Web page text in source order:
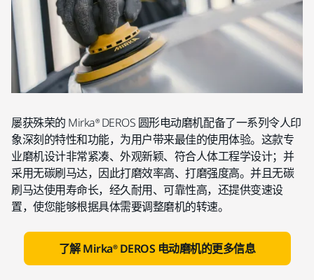
屡获殊荣的 Mirka® DEROS 圆形电动磨机配备了一系列令人印
象深刻的特性和功能，为用户带来最佳的使用体验。这款专
业磨机设计非常紧凑、外观新颖、符合人体工程学设计；并
采用无碳刷马达，因此打磨效率高、打磨强度高。并且无碳
刷马达使用寿命长，经久耐用、可靠性高，还提供变速设
置，使您能够根据具体需要调整磨机的转速。
了解 Mirka® DEROS 电动磨机的更多信息